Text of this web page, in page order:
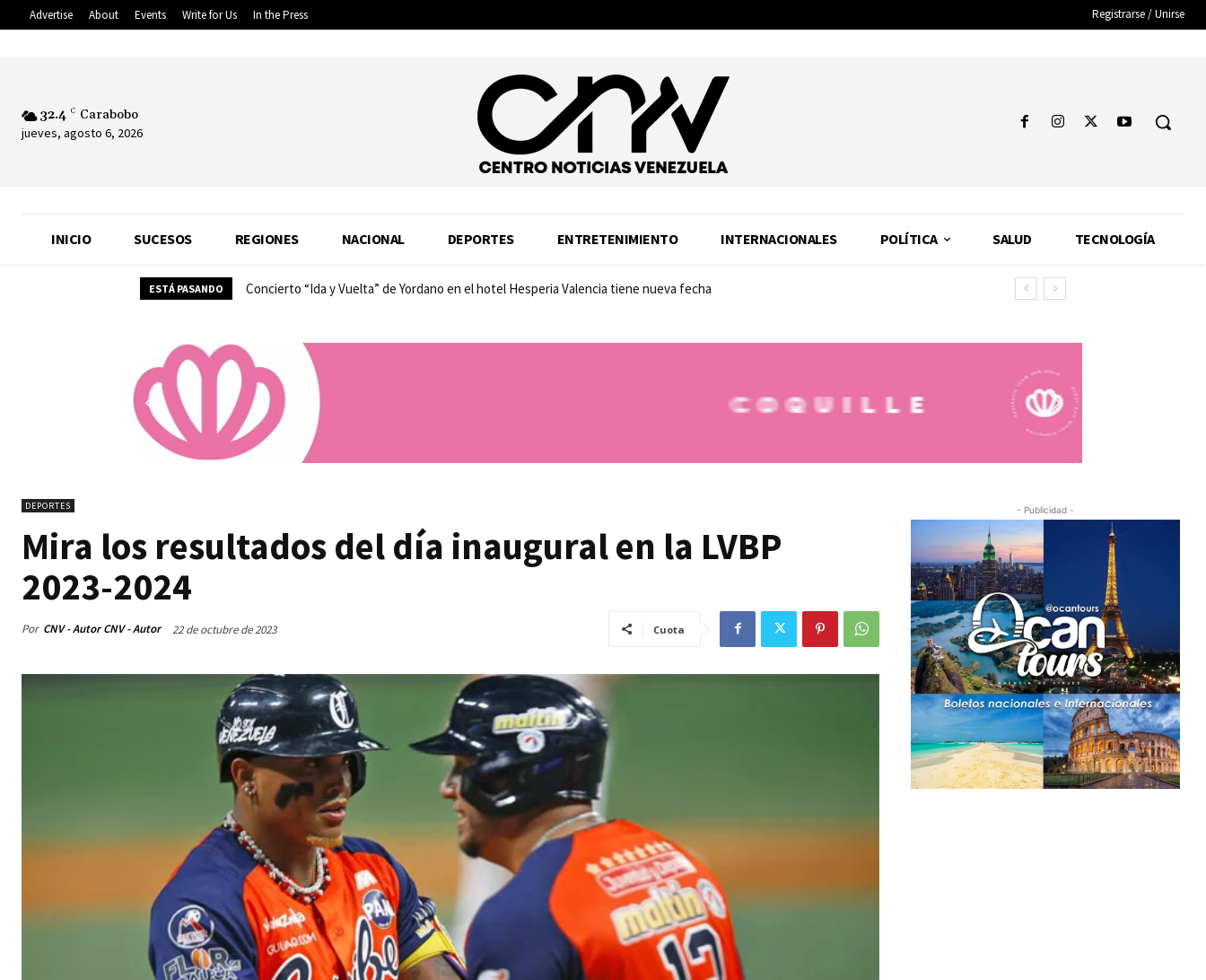
Advertise About Events Write for Us In the Press Registrarse / Unirse
32.4 C Carabobo
jueves, agosto 6, 2026
INICIO SUCESOS REGIONES NACIONAL DEPORTES ENTRETENIMIENTO INTERNACIONALES POLÍTICA SALUD TECNOLOGÍA
ESTÁ PASANDO Concierto “Ida y Vuelta” de Yordano en el hotel Hesperia Valencia tiene nueva fecha
DEPORTES
Mira los resultados del día inaugural en la LVBP
2023-2024
Por CNV - Autor CNV - Autor 22 de octubre de 2023 Cuota
- Publicidad -